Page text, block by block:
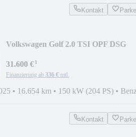
Kontakt
Volkswagen Golf 2.0 TSI OPF DSG
31.600 €¹
Finanzierung ab 336 € mtl.
• 16.654 km • 150 kW (204 PS) •
Kontakt